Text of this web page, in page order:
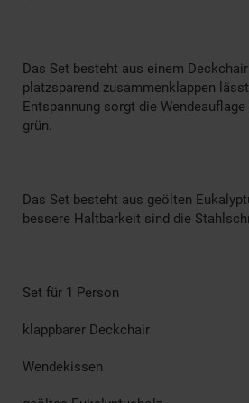
Das Set besteht aus einem
platzsparend zusammenklappen
Entspannung sorgt die
grün.
Das Set besteht aus geölten
bessere Haltbarkeit sind die
Set für 1 Person
klappbarer Deckchair
Wendekissen